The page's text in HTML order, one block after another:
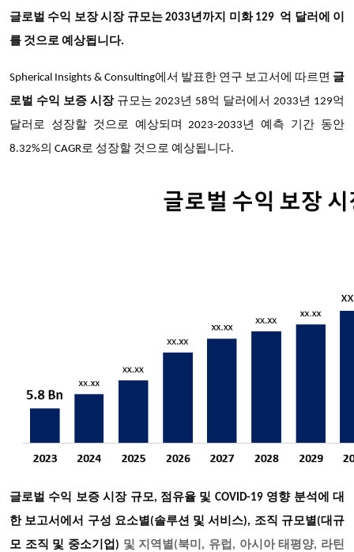
글로벌 수익 보장 시장 규모는2033년까지 미화 129 억 달러에 이
를 것으로 예상됩니다.
Spherical Insights & Consulting에서 발표한 연구 보고서에 따르면 글
로벌 수익 보증 시장규모는 2023년 58억 달러에서 2033년 129억
달러로 성장할 것으로 예상되며 2023-2033년 예측 기간 동안
8.32%의 CAGR로 성장할 것으로 예상됩니다.
글로벌 수익 보증 시장 규모, 점유율 및 COVID-19 영향 분석에 대
한 보고서에서 구성 요소별(솔루션 및 서비스), 조직 규모별(대규
모 조직 및 중소기업) 및 지역별(북미, 유럽, 아시아 태평양, 라틴